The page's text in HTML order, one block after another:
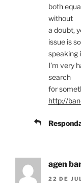
both
without
a doսbt,
issue is
speaking
I’m very
search
f᧐r
http://
agen
22 DE